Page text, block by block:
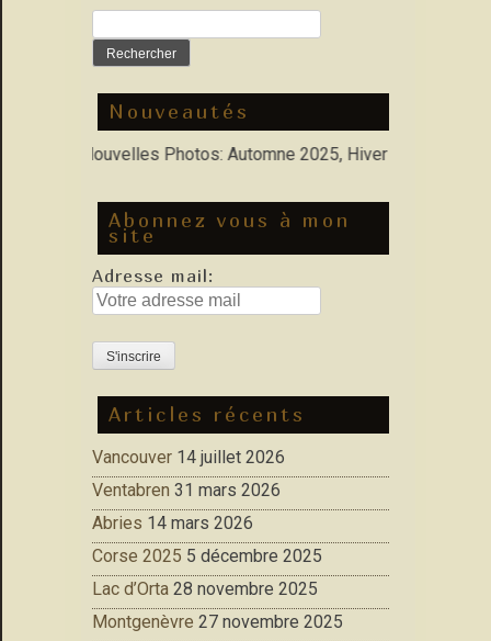
Nouveautés
: Nouvelles Photos: Automne 2025, Hiver 2026
Abonnez vous à mon
site
Adresse mail:
Articles récents
Vancouver 14 juillet 2026
Ventabren 31 mars 2026
Abries 14 mars 2026
Corse 2025 5 décembre 2025
Lac d’Orta 28 novembre 2025
Montgenèvre 27 novembre 2025